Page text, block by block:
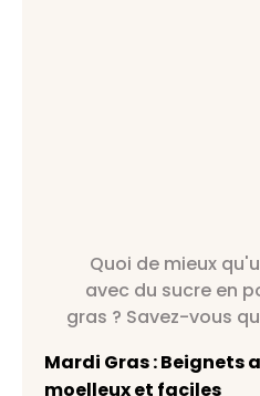
Quoi de mieux
avec du sucre en
gras ? Savez-vous
Mardi Gras : Beignets
moelleux et faciles